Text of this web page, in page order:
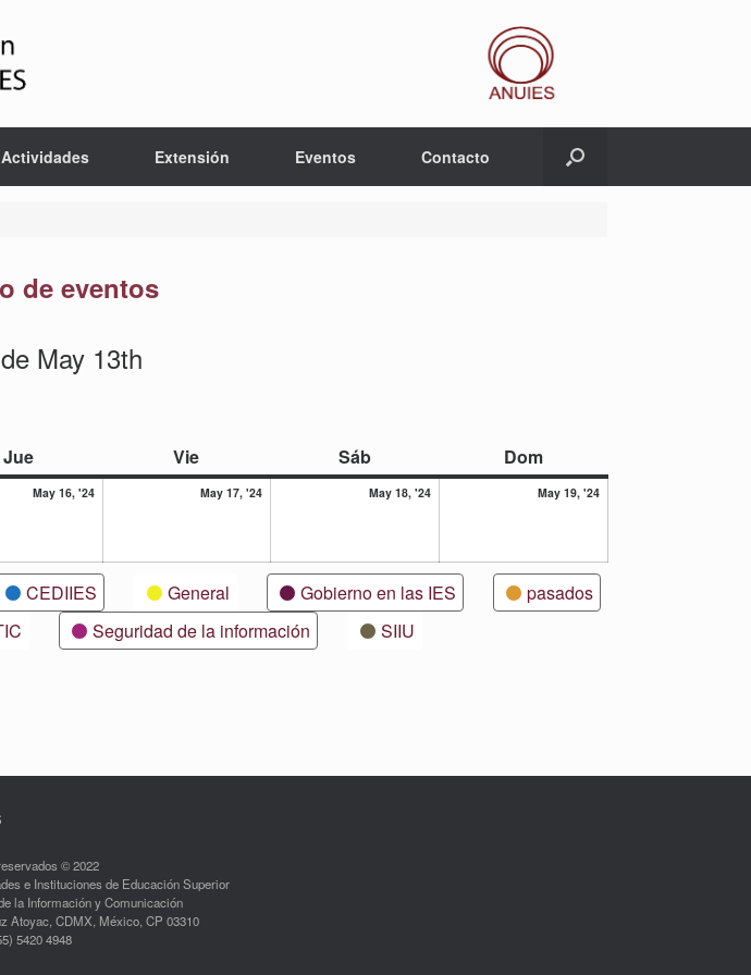
Actividades Extensión Eventos Contacto
de eventos
May 13th
Juejueves Vieviernes Sábsábado Domdomingo
May 16, '2416
May 17, '2417
May 18, '2418
May 19, '2419
CEDIIES General Gobierno en las IES
pasados
Seguridad de la información
SIIU
© 2022
e Instituciones de Educación Superior
la Información y Comunicación
Atoyac, CDMX, México, CP 03310
5420 4948